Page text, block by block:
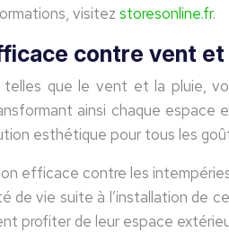
visitez storesonline.fr.
contre vent et
que le vent et la pluie,
ainsi chaque espace
esthétique pour tous les
efficace contre les
vie suite à l’installation de
profiter de leur espace